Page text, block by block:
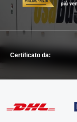
METTITI IN
METTITI IN
Certificato da: